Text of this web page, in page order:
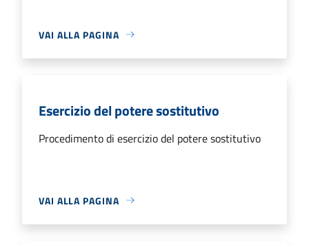
VAI ALLA PAGINA
Esercizio del potere sostitutivo
Procedimento di esercizio del potere sostitutivo
VAI ALLA PAGINA